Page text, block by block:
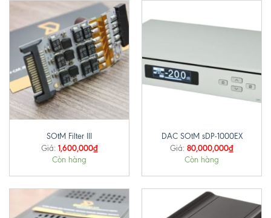
SOtM Filter III
Giá: 1,600,000₫
Còn hàng
DAC SOtM sDP-1000EX
Giá: 80,000,000₫
Còn hàng